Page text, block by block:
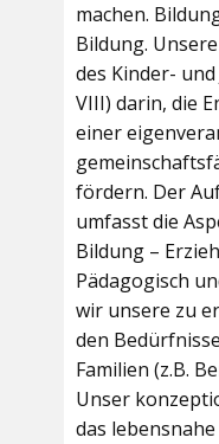
machen.
Bildung.
des Kinder-
VIII) darin, die
einer
fördern. Der
umfasst die
Bildung –
Pädagogisch
wir unsere zu
den
Familien (z.B.
Unser
das